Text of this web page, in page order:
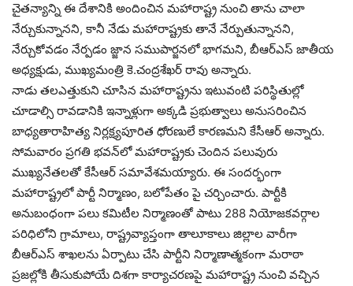
చైతన్యాన్ని ఈ దేశానికి అందించిన మహారాష్ట్ర నుంచి తాను చాలా
నేర్చుకున్నానని, కానీ నేడు మహారాష్ట్రకు తానే నేర్పుతున్నానని,
నేర్చుకోవడం నేర్పడం జ్జాన సముపార్జనలో భాగమని, బీఆర్ఎస్ జాతీయ
అధ్యక్షుడు, ముఖ్యమంత్రి కె.చంద్రశేఖర్ రావు అన్నారు.
నాడు తలఎత్తుకుని చూసిన మహారాష్ట్రను ఇటువంటి పరిస్థితుల్లో
చూడాల్సి రావడానికి ఇన్నాళ్లుగా అక్కడి ప్రభుత్వాలు అనుసరించిన
బాధ్యతారాహిత్య నిర్లక్ష్యపూరిత ధోరణులే కారణమని కేసీఆర్‌ అన్నారు.
సోమవారం ప్రగతి భవన్‌లో మహారాష్ట్రకు చెందిన పలువురు
ముఖ్యనేతలతో కేసీఆర్‌ సమావేశమయ్యారు. ఈ సందర్భంగా
మహారాష్ట్రలో పార్టీ నిర్మాణం, బలోపేతం పై చర్చించారు. పార్టీకి
అనుబంధంగా పలు కమిటీల నిర్మాణంతో పాటు 288 నియోజకవర్గాల
పరిధిలోని గ్రామాలు, రాష్ట్రవ్యాప్తంగా తాలూకాలు జిల్లాల వారీగా
బీఆర్ఎస్ శాఖలను ఏర్పాటు చేసి పార్టీని నిర్మాణాత్మకంగా మరాఠా
ప్రజల్లోకి తీసుకుపోయే దిశగా కార్యాచరణపై మహారాష్ట్ర నుంచి వచ్చిన